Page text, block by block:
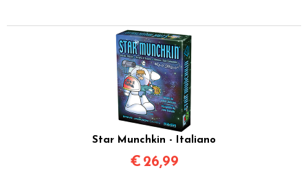
Star Munchkin - Italiano
€ 26,99